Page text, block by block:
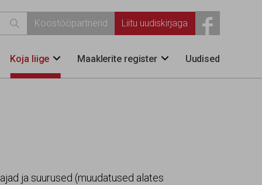
Koostööpartnerid Liitu uudiskirjaga 
Koja liige  Maaklerite register  Uudised
ja suurused (muudatused alates